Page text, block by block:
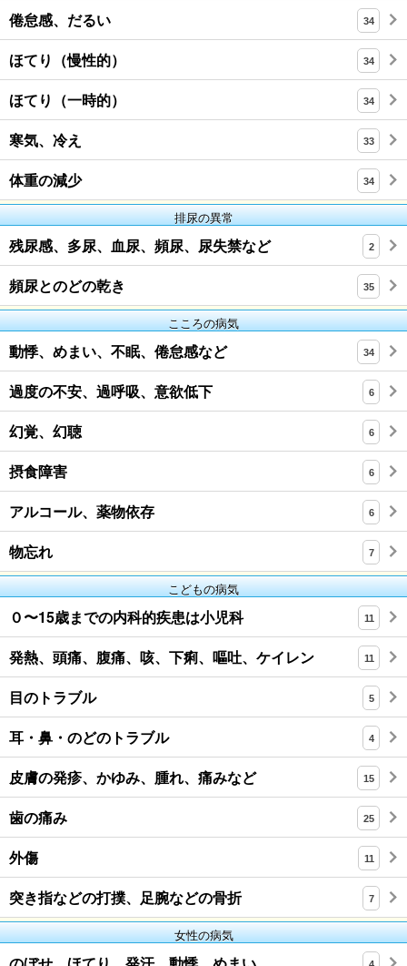
倦怠感、だるい 34
ほてり（慢性的） 34
ほてり（一時的） 34
寒気、冷え 33
体重の減少 34
排尿の異常
残尿感、多尿、血尿、頻尿、尿失禁など 2
頻尿とのどの乾き 35
こころの病気
動悸、めまい、不眠、倦怠感など 34
過度の不安、過呼吸、意欲低下 6
幻覚、幻聴 6
摂食障害 6
アルコール、薬物依存 6
物忘れ 7
こどもの病気
０〜15歳までの内科的疾患は小児科 11
発熱、頭痛、腹痛、咳、下痢、嘔吐、ケイレン 11
目のトラブル 5
耳・鼻・のどのトラブル 4
皮膚の発疹、かゆみ、腫れ、痛みなど 15
歯の痛み 25
外傷 11
突き指などの打撲、足腕などの骨折 7
女性の病気
4